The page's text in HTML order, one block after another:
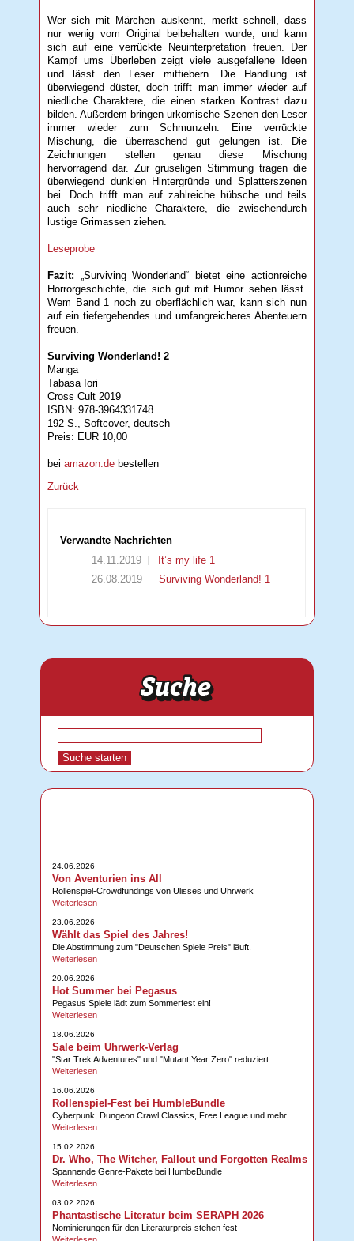
Wer sich mit Märchen auskennt, merkt schnell, dass
nur wenig vom Original beibehalten wurde, und kann
sich auf eine verrückte Neuinterpretation freuen. Der
Kampf ums Überleben zeigt viele ausgefallene Ideen
und lässt den Leser mitfiebern. Die Handlung ist
überwiegend düster, doch trifft man immer wieder auf
niedliche Charaktere, die einen starken Kontrast dazu
bilden. Außerdem bringen urkomische Szenen den Leser
immer wieder zum Schmunzeln. Eine verrückte
Mischung, die überraschend gut gelungen ist. Die
Zeichnungen stellen genau diese Mischung
hervorragend dar. Zur gruseligen Stimmung tragen die
überwiegend dunklen Hintergründe und Splatterszenen
bei. Doch trifft man auf zahlreiche hübsche und teils
auch sehr niedliche Charaktere, die zwischendurch
lustige Grimassen ziehen.
Leseprobe
Fazit:
„Surviving Wonderland“ bietet eine actionreiche
Horrorgeschichte, die sich gut mit Humor sehen lässt.
Wem Band 1 noch zu oberflächlich war, kann sich nun
auf ein tiefergehendes und umfangreicheres Abenteuern
freuen.
Surviving Wonderland! 2
Manga
Tabasa Iori
Cross Cult 2019
ISBN: 978-3964331748
192 S., Softcover, deutsch
Preis: EUR 10,00
beiamazon.de bestellen
Zurück
Verwandte Nachrichten
14.11.2019
It’s my life 1
26.08.2019
Surviving Wonderland! 1
24.06.2026
Von Aventurien ins All
Rollenspiel-Crowdfundings von Ulisses und Uhrwerk
Weiterlesen
23.06.2026
Wählt das Spiel des Jahres!
Die Abstimmung zum "Deutschen Spiele Preis" läuft.
Weiterlesen
20.06.2026
Hot Summer bei Pegasus
Pegasus Spiele lädt zum Sommerfest ein!
Weiterlesen
18.06.2026
Sale beim Uhrwerk-Verlag
"Star Trek Adventures" und "Mutant Year Zero" reduziert.
Weiterlesen
16.06.2026
Rollenspiel-Fest bei HumbleBundle
Cyberpunk, Dungeon Crawl Classics, Free League und mehr ...
Weiterlesen
15.02.2026
Dr. Who, The Witcher, Fallout und Forgotten Realms
Spannende Genre-Pakete bei HumbeBundle
Weiterlesen
03.02.2026
Phantastische Literatur beim SERAPH 2026
Nominierungen für den Literaturpreis stehen fest